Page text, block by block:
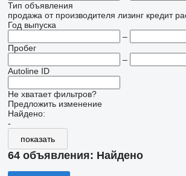
Тип объявления
продажа от производителя лизинг кредит
Год выпуска
–
Пробег
–
Autoline ID
Не хватает фильтров?
Предложить изменение
Найдено:
-
показать
64 объявления: Найдено